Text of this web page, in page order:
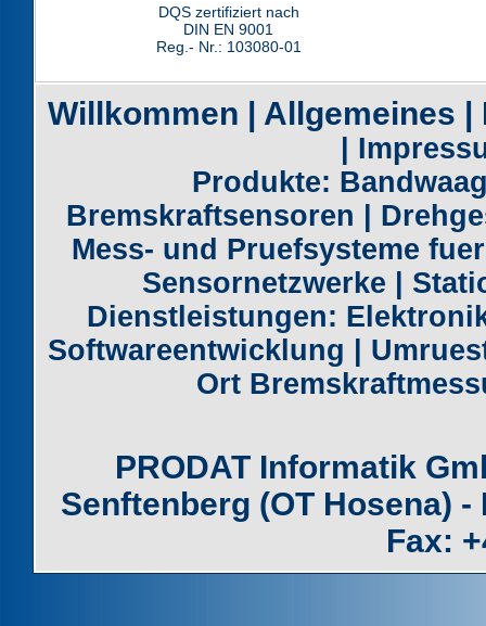
DQS zertifiziert nach
DIN EN 9001
Reg.- Nr.: 103080-01
Willkommen | Allgemeines |
Produkte:
Bremskraftsensoren
Mess- und Pruefsysteme
Sensornetzwerke
Dienstleistungen:
Softwareentwicklung
Ort
PRODAT Informatik
Senftenberg (OT Hosena)
Fax: